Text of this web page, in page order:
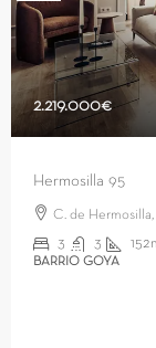
2.219.000€
Hermosilla 95
C. de Hermosilla,
3 3
BARRIO GOYA